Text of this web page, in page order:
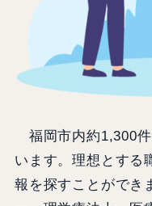
福岡市内約1,300件
います。理想とする
報を探すことができ